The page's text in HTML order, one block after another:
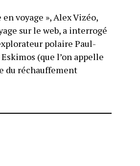
voyage », Alex Vizéo,
sur le web, a interrogé
polaire Paul-
(que l’on appelle
du réchauffement